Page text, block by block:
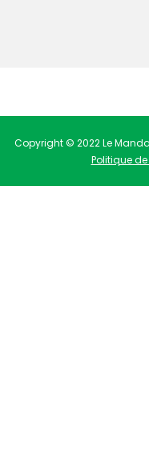
Copyright © 2022 Le
Politique